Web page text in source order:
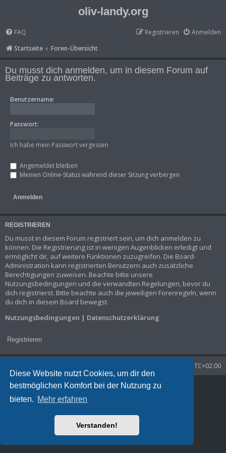
Diese Website nutzt Cookies, um dir den
bestmöglichen Komfort bei der Nutzung zu
bieten. Mehr erfahren
Verstanden!
oliv-landy.org
FAQ Anmelden
Registrieren
Startseite
Foren-Übersicht
Du musst dich anmelden, um in diesem Forum auf
Beiträge zu antworten.
Benutzername:
Passwort:
Ich habe mein Passwort vergessen
Angemeldet bleiben
Meinen Online-Status während dieser Sitzung verbergen
REGISTRIEREN
Du musst in diesem Forum registriert sein, um dich anmelden zu
können. Die Registrierung ist in wenigen Augenblicken erledigt und
ermöglicht dir, auf weitere Funktionen zuzugreifen. Die Board-
Administration kann registrierten Benutzern auch zusätzliche
Berechtigungen zuweisen. Beachte bitte unsere
Nutzungsbedingungen und die verwandten Regelungen, bevor du
dich registrierst. Bitte beachte auch die jeweiligen Forenregeln, wenn
du dich in diesem Board bewegst.
Nutzungsbedingungen | Datenschutzerklärung
Registrieren
UTC+02:00
Powered byphpBB ® Forum Software © phpBB Limited
Datenschutz